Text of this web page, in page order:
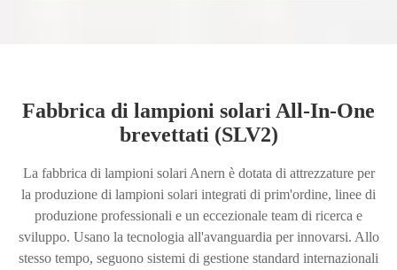
Fabbrica di lampioni solari All-In-One
brevettati (SLV2)
La fabbrica di lampioni solari Anern è dotata di attrezzature per
la produzione di lampioni solari integrati di prim'ordine, linee di
produzione professionali e un eccezionale team di ricerca e
sviluppo. Usano la tecnologia all'avanguardia per innovarsi. Allo
stesso tempo, seguono sistemi di gestione standard internazionali